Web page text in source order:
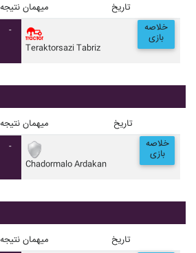
نتیجه میهمان تاریخ
-
Teraktorsazi Tabriz
خلاصه
بازی
نتیجه میهمان تاریخ
-
Chadormalo Ardakan
خلاصه
بازی
نتیجه میهمان تاریخ